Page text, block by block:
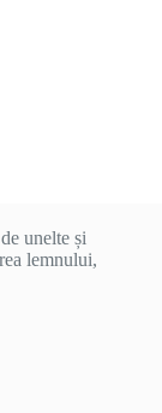
unelte și
lemnului,